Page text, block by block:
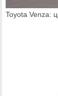
Toyota Venza: